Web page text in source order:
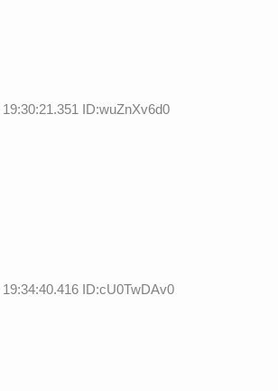
ID:wuZnXv6d0
ID:cU0TwDAv0